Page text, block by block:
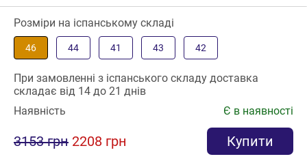
Розміри на іспанському складі
46 44 41 43 42
При замовленні з іспанського складу доставка
складає від 14 до 21 днів
Наявність
Є в наявності
3153 грн 2208 грн Купити